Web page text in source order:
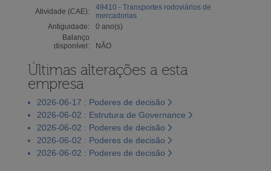
Atividade (CAE):
49410 - Transportes rodoviários de
mercadorias
Antiguidade:
0 ano(s)
Balanço
disponível:
NÃO
Últimas alterações a esta
empresa
2026-06-17 : Poderes de decisão
2026-06-02 : Estrutura de Governance
2026-06-02 : Poderes de decisão
2026-06-02 : Poderes de decisão
2026-06-02 : Poderes de decisão